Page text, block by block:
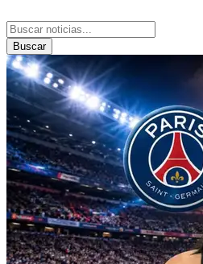
Buscar